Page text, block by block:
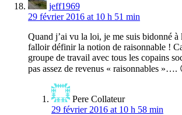
jeff1969
29 février 2016 at 10 h 51 min
Quand j’ai vu la loi, je me suis bidonné à
falloir définir la notion de raisonnable !
groupe de travail avec tous les copains
pas assez de revenus « raisonnables »….
Pere Collateur
29 février 2016 at 10 h 58 min